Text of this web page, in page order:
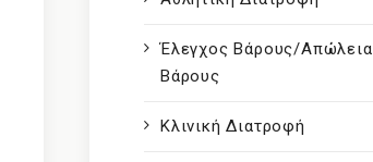
Έλεγχος Βάρους/Απώλεια
Βάρους
Κλινική Διατροφή